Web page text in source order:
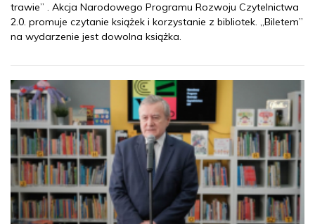
trawie” . Akcja Narodowego Programu Rozwoju Czytelnictwa
2.0. promuje czytanie książek i korzystanie z bibliotek. „Biletem”
na wydarzenie jest dowolna książka.